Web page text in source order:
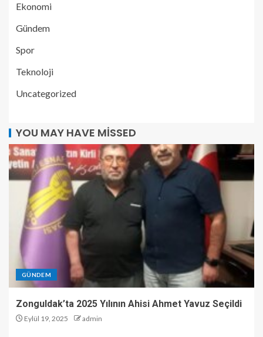
Ekonomi
Gündem
Spor
Teknoloji
Uncategorized
YOU MAY HAVE MISSED
GÜNDEM
Zonguldak’ta 2025 Yılının Ahisi Ahmet Yavuz Seçildi
Eylül 19, 2025 admin